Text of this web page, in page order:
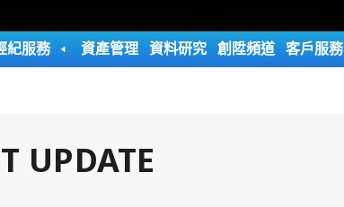
紀服務 資產管理 資料研究 創陞頻道 客戶服務
UPDATE